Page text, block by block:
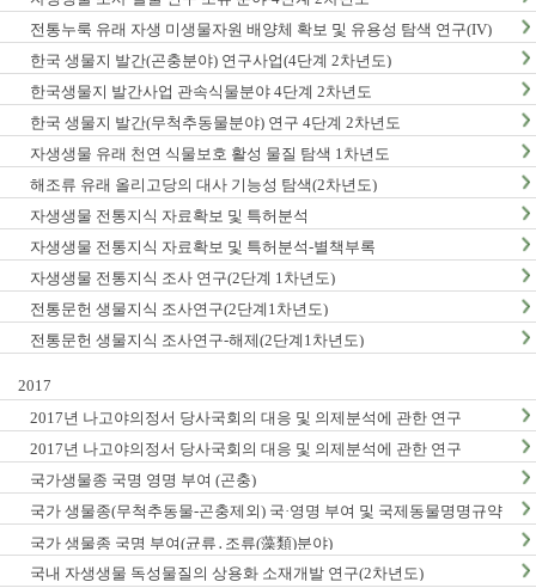
전통누룩 유래 자생 미생물자원 배양체 확보 및 유용성 탐색 연구(IV)
한국 생물지 발간(곤충분야) 연구사업(4단계 2차년도)
한국생물지 발간사업 관속식물분야 4단계 2차년도
한국 생물지 발간(무척추동물분야) 연구 4단계 2차년도
자생생물 유래 천연 식물보호 활성 물질 탐색 1차년도
해조류 유래 올리고당의 대사 기능성 탐색(2차년도)
자생생물 전통지식 자료확보 및 특허분석
자생생물 전통지식 자료확보 및 특허분석-별책부록
자생생물 전통지식 조사 연구(2단계 1차년도)
전통문헌 생물지식 조사연구(2단계1차년도)
전통문헌 생물지식 조사연구-해제(2단계1차년도)
2017
2017년 나고야의정서 당사국회의 대응 및 의제분석에 관한 연구
2017년 나고야의정서 당사국회의 대응 및 의제분석에 관한 연구
국가생물종 국명 영명 부여 (곤충)
국가 생물종(무척추동물-곤충제외) 국·영명 부여 및 국제동물명명규약
한글판 발간
국가 생물종 국명 부여(균류․조류(藻類)분야)
국내 자생생물 독성물질의 상용화 소재개발 연구(2차년도)